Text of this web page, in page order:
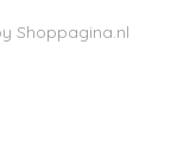
Shoppagina.nl